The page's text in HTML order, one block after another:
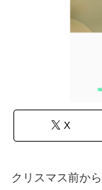
X
クリスマス前から